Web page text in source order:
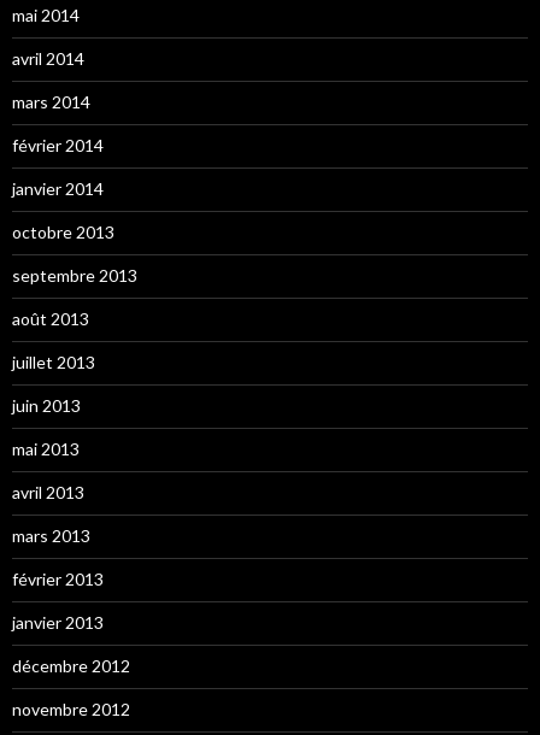
mai 2014
avril 2014
mars 2014
février 2014
janvier 2014
octobre 2013
septembre 2013
août 2013
juillet 2013
juin 2013
mai 2013
avril 2013
mars 2013
février 2013
janvier 2013
décembre 2012
novembre 2012